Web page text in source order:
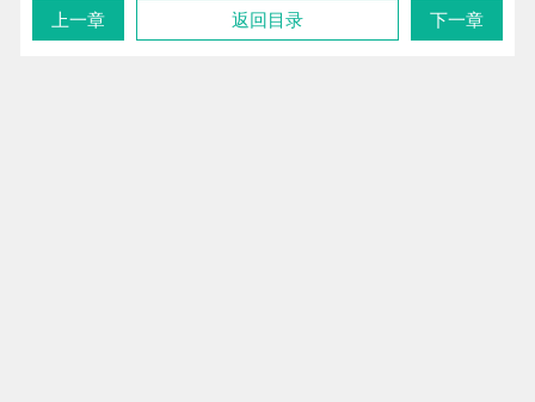
上一章 返回目录 下一章